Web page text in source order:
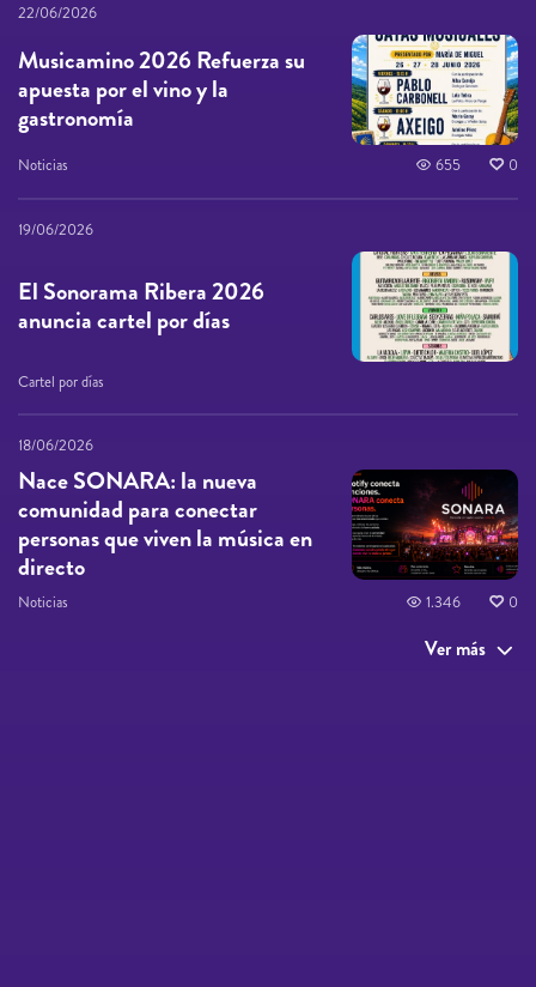
22/06/2026
Musicamino 2026 Refuerza su
apuesta por el vino y la
gastronomía
Noticias 655 0
19/06/2026
El Sonorama Ribera 2026
anuncia cartel por días
Cartel por días
18/06/2026
Nace SONARA: la nueva
comunidad para conectar
personas que viven la música en
directo
Noticias 1.346 0
Ver más